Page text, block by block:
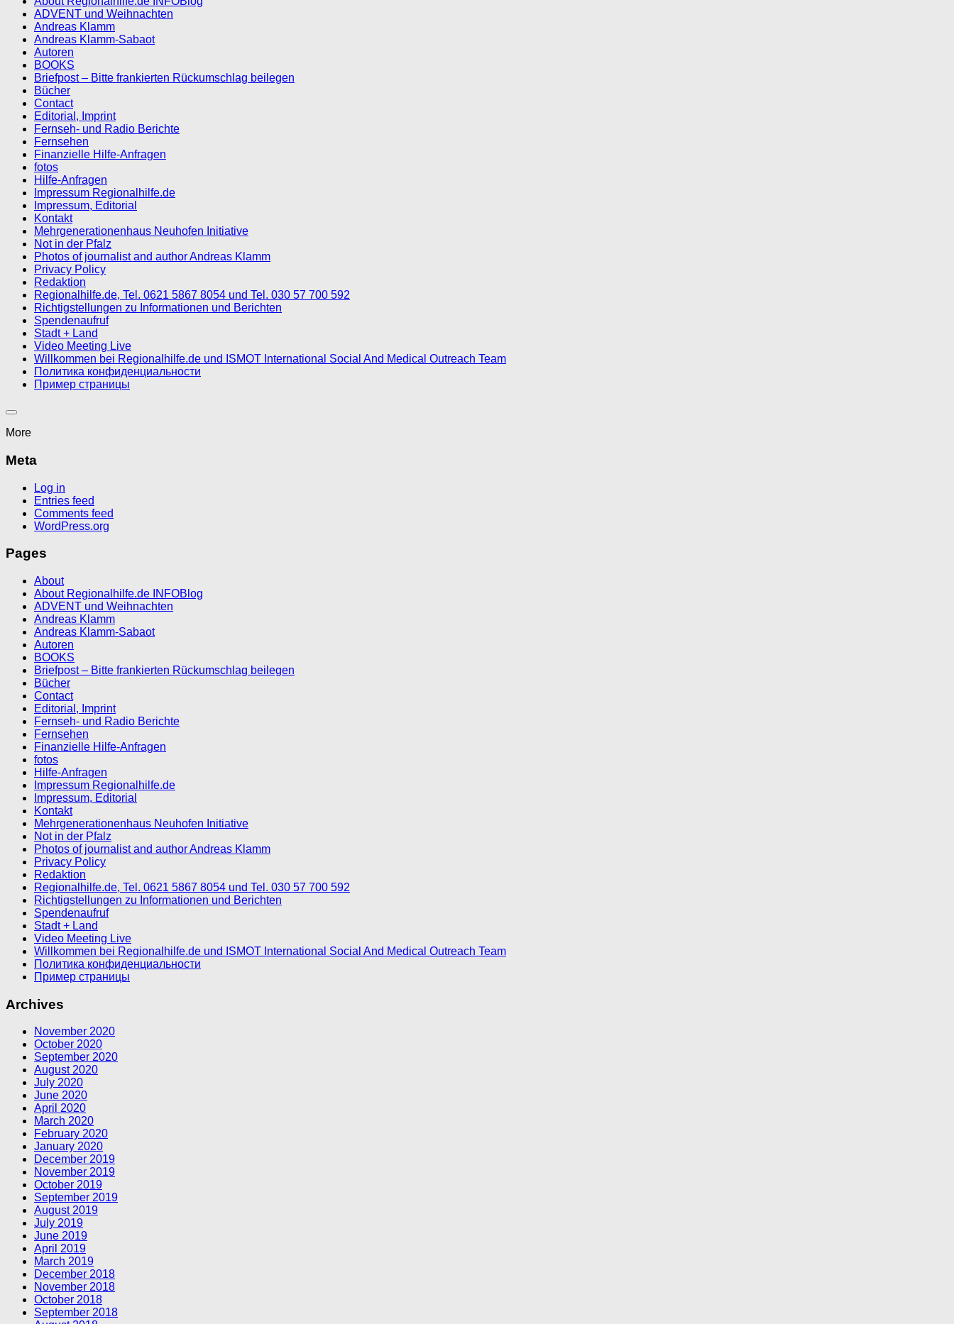
ADVENT und Weihnachten
Andreas Klamm
Andreas Klamm-Sabaot
Autoren
BOOKS
Briefpost – Bitte frankierten Rückumschlag beilegen
Bücher
Contact
Editorial, Imprint
Fernseh- und Radio Berichte
Fernsehen
Finanzielle Hilfe-Anfragen
fotos
Hilfe-Anfragen
Impressum Regionalhilfe.de
Impressum, Editorial
Kontakt
Mehrgenerationenhaus Neuhofen Initiative
Not in der Pfalz
Photos of journalist and author Andreas Klamm
Privacy Policy
Redaktion
Regionalhilfe.de, Tel. 0621 5867 8054 und Tel. 030 57 700 592
Richtigstellungen zu Informationen und Berichten
Spendenaufruf
Stadt + Land
Video Meeting Live
Willkommen bei Regionalhilfe.de und ISMOT International Social And Medical Outreach Team
Политика конфиденциальности
Пример страницы
More
Meta
Log in
Entries feed
Comments feed
WordPress.org
Pages
About
About Regionalhilfe.de INFOBlog
ADVENT und Weihnachten
Andreas Klamm
Andreas Klamm-Sabaot
Autoren
BOOKS
Briefpost – Bitte frankierten Rückumschlag beilegen
Bücher
Contact
Editorial, Imprint
Fernseh- und Radio Berichte
Fernsehen
Finanzielle Hilfe-Anfragen
fotos
Hilfe-Anfragen
Impressum Regionalhilfe.de
Impressum, Editorial
Kontakt
Mehrgenerationenhaus Neuhofen Initiative
Not in der Pfalz
Photos of journalist and author Andreas Klamm
Privacy Policy
Redaktion
Regionalhilfe.de, Tel. 0621 5867 8054 und Tel. 030 57 700 592
Richtigstellungen zu Informationen und Berichten
Spendenaufruf
Stadt + Land
Video Meeting Live
Willkommen bei Regionalhilfe.de und ISMOT International Social And Medical Outreach Team
Политика конфиденциальности
Пример страницы
Archives
November 2020
October 2020
September 2020
August 2020
July 2020
June 2020
April 2020
March 2020
February 2020
January 2020
December 2019
November 2019
October 2019
September 2019
August 2019
July 2019
June 2019
April 2019
March 2019
December 2018
November 2018
October 2018
September 2018